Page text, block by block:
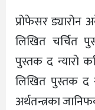
प्रोफेसर ड्यारोन
लिखित चर्चित
पुस्तक द न्यारो
लिखित पुस्तक द
अर्थतन्त्रका